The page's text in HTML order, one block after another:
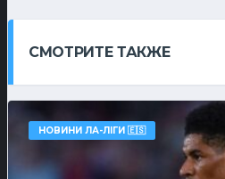
СМОТРИТЕ ТАКЖЕ
НОВИНИ ЛА-ЛІГИ 🇪🇸